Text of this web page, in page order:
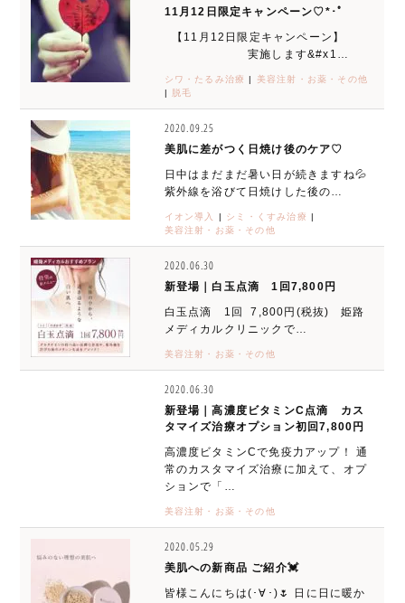
11月12日限定キャンペーン♡*･ﾟ
【11月12日限定キャンペーン】
実施します&#x1…
シワ・たるみ治療
美容注射・お薬・その他
脱毛
2020.09.25
美肌に差がつく日焼け後のケア♡
日中はまだまだ暑い日が続きますね💦
紫外線を浴びて日焼けした後の…
イオン導入 シミ・くすみ治療
美容注射・お薬・その他
2020.06.30
新登場｜白玉点滴 1回7,800円
白玉点滴 1回 7,800円(税抜) 姫路
メディカルクリニックで…
美容注射・お薬・その他
2020.06.30
新登場｜高濃度ビタミンC点滴 カス
タマイズ治療オプション初回7,800円
高濃度ビタミンCで免疫力アップ！ 通
常のカスタマイズ治療に加えて、オプ
ションで「…
美容注射・お薬・その他
2020.05.29
美肌への新商品 ご紹介💓
皆様こんにちは(･∀･)🌷 日に日に暖か